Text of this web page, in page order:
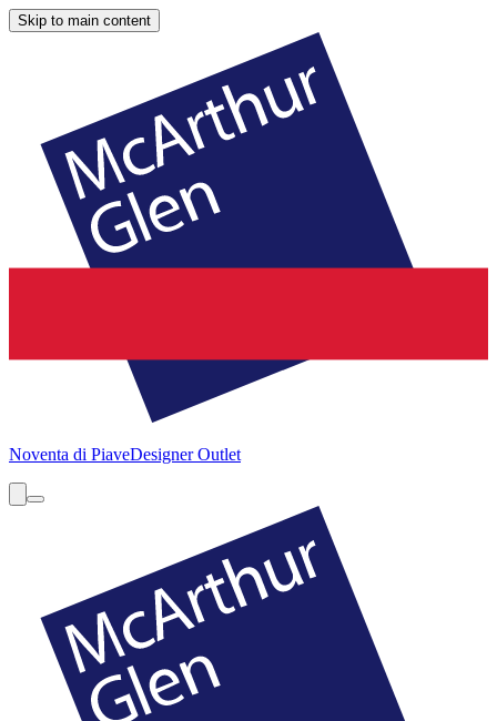
Skip to main content
Noventa di PiaveDesigner Outlet